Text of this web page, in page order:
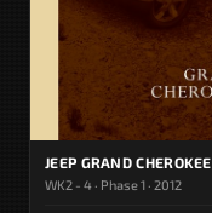
JEEP GRAND CHEROKEE
WK2 - 4 · Phase 1 · 2012